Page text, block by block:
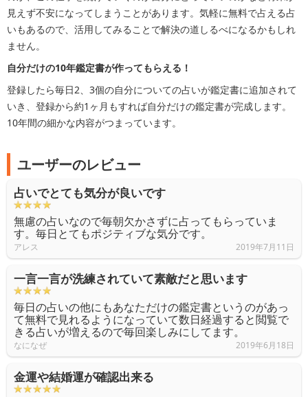
見えず不安になってしまうことがあります。気軽に無料で占える占
いもあるので、活用してみることで解決の道しるべになるかもしれ
ません。
自分だけの10年鑑定書が作ってもらえる！
登録したら毎日2、3個の自分についての占いが鑑定書に追加されて
いき、登録から約1ヶ月もすれば自分だけの鑑定書が完成します。
10年間の細かな内容がつまっています。
ユーザーのレビュー
占いでとても気分が良いです
無慮の占いなので毎朝欠かさずに占ってもらっていま
す。毎日とてもポジティブな気分です。
アレス 2019年7月11日
一言一言が洗練されていて素敵だと思います
毎日の占いの他にもあなただけの鑑定書というのがあっ
て無料で見れるようになっていて数日経過すると閲覧で
きる占いが増えるので毎回楽しみにしてます。
なになぜ 2019年6月18日
金運や結婚運が確認出来る